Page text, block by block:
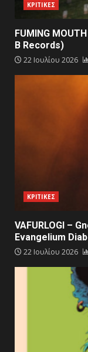
ΚΡΙΤΙΚΕΣ
FUMING
B Records)
22 Ιουλίου 2026
ΚΡΙΤΙΚΕΣ
VAFURLOGI –
Evangelium
22 Ιουλίου 2026